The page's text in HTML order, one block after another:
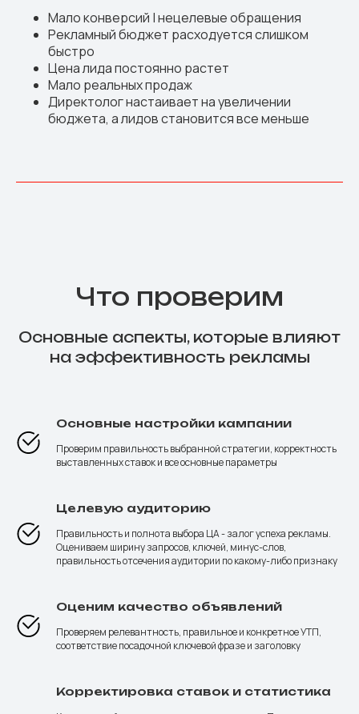
Мало конверсий | нецелевые обращения
Рекламный бюджет расходуется слишком
быстро
Цена лида постоянно растет
Мало реальных продаж
Директолог настаивает на увеличении
бюджета, а лидов становится все меньше
Что проверим
Основные аспекты, которые влияют
на эффективность рекламы
Основные настройки кампании
Проверим правильность выбранной стратегии, корректность
выставленных ставок и все основные параметры
Целевую аудиторию
Правильность и полнота выбора ЦА - залог успеха рекламы.
Оцениваем ширину запросов, ключей, минус-слов,
правильность отсечения аудитории по какому-либо признаку
Оценим качество объявлений
Проверяем релевантность, правильное и конкретное УТП,
соответствие посадочной ключевой фразе и заголовку
Корректировка ставок и статистика